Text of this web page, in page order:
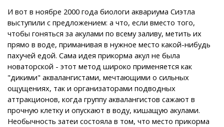
И вот в ноябре 2000 года биологи аквариума Сиэтла
выступили с предложением: а что, если вместо того,
чтобы гоняться за акулами по всему заливу, метить их
прямо в воде, приманивая в нужное место какой-нибудь
пахучей едой. Сама идея прикорма акул не была
новаторской - этот метод широко применяется как
"дикими" аквалангистами, мечтающими о сильных
ощущениях, так и организаторами подводных
аттракционов, когда группу аквалангистов сажают в
прочную клетку и опускают в воду, кишащую акулами.
Необычность затеи состояла в том, что место прикорма